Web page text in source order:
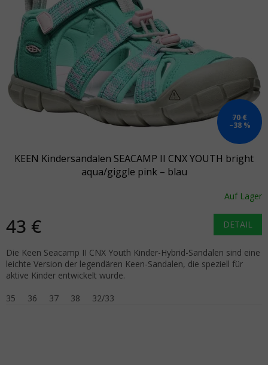
70 €
–38 %
KEEN Kindersandalen SEACAMP II CNX YOUTH bright
aqua/giggle pink – blau
Auf Lager
43 € DETAIL
Die Keen Seacamp II CNX Youth Kinder-Hybrid-Sandalen sind eine
leichte Version der legendären Keen-Sandalen, die speziell für
aktive Kinder entwickelt wurde.
35
36 37 38 32/33